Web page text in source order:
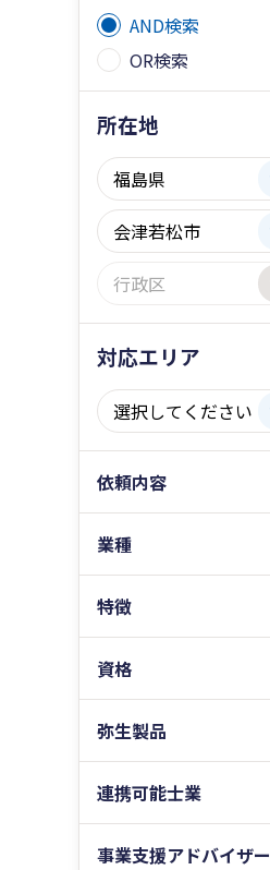
AND検索
OR検索
所在地
対応エリア
依頼内容
業種
特徴
資格
弥生製品
連携可能士業
事業支援アドバイザー